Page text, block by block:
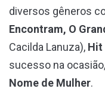
diversos gêneros
Encontram, O
Cacilda Lanuza), Hit
sucesso na ocasião,
Nome de Mulher.